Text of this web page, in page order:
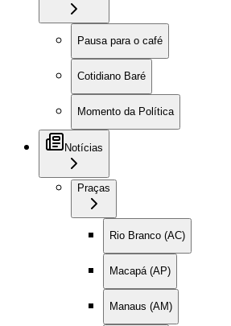
Pausa para o café
Cotidiano Baré
Momento da Política
Notícias
Praças
Rio Branco (AC)
Macapá (AP)
Manaus (AM)